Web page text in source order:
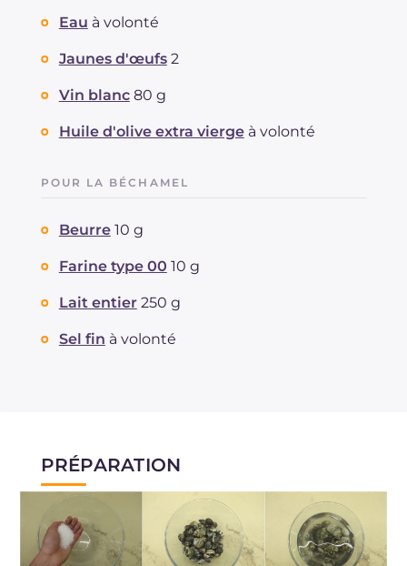
Eau à volonté
Jaunes d'œufs 2
Vin blanc 80 g
Huile d'olive extra vierge à volonté
POUR LA BÉCHAMEL
Beurre 10 g
Farine type 00 10 g
Lait entier 250 g
Sel fin à volonté
PRÉPARATION